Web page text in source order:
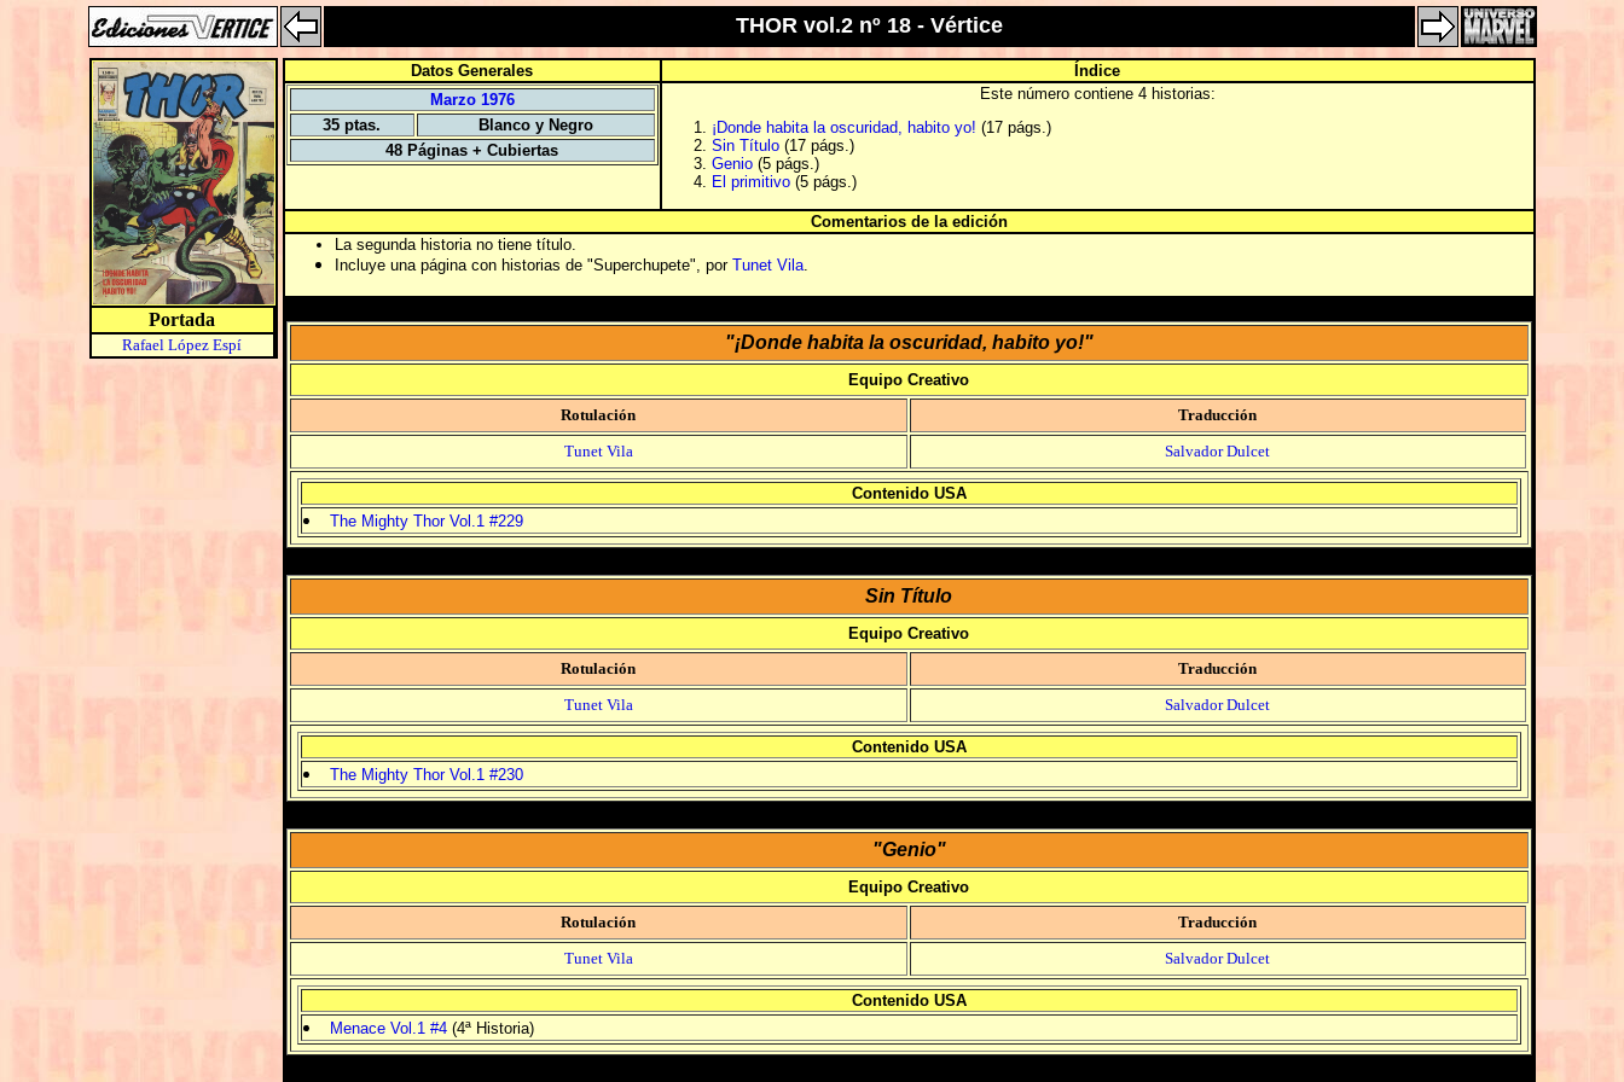
THOR vol.2 nº 18 - Vértice
Portada
Rafael López Espí
Datos Generales
Índice
Marzo 1976
35 ptas.
Blanco y Negro
48 Páginas + Cubiertas
Este número contiene 4 historias:
¡Donde habita la oscuridad, habito yo! (17 págs.)
Sin Título(17 págs.)
Genio(5 págs.)
El primitivo(5 págs.)
Comentarios de la edición
La segunda historia no tiene título.
Incluye una página con historias de "Superchupete", por Tunet Vila.
"¡Donde habita la oscuridad, habito yo!"
Equipo Creativo
Rotulación
Traducción
Tunet Vila
Salvador Dulcet
Contenido USA
The Mighty Thor Vol.1 #229
Sin Título
Equipo Creativo
Rotulación
Traducción
Tunet Vila
Salvador Dulcet
Contenido USA
The Mighty Thor Vol.1 #230
"Genio"
Equipo Creativo
Rotulación
Traducción
Tunet Vila
Salvador Dulcet
Contenido USA
Menace Vol.1 #4(4ª Historia)